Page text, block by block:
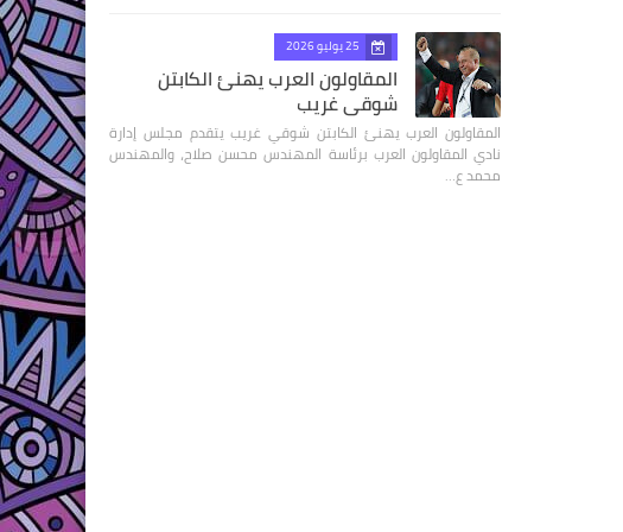
25 يوليو 2026
المقاولون العرب يهنئ الكابتن
شوقي غريب
المقاولون العرب يهنئ الكابتن شوقي غريب يتقدم مجلس إدارة
نادي المقاولون العرب برئاسة المهندس محسن صلاح، والمهندس
محمد ع…